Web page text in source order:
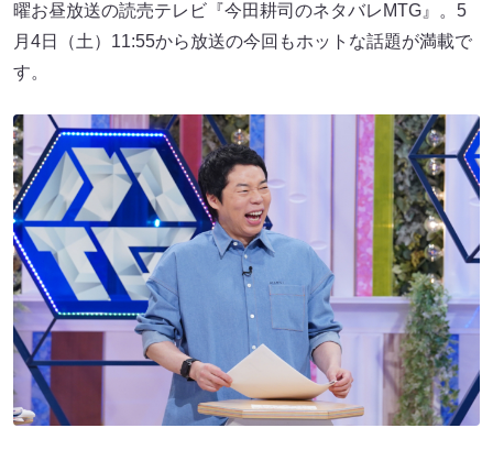
曜お昼放送の読売テレビ『今田耕司のネタバレMTG』。5
月4日（土）11:55から放送の今回もホットな話題が満載で
す。